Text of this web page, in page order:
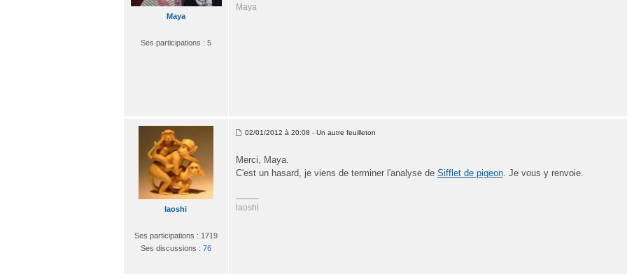
Maya
Ses participations : 5
Maya
laoshi
Ses participations : 1719
Ses discussions : 76
02/01/2012 à 20:08 - Un autre feuilleton
Merci, Maya.
C'est un hasard, je viens de terminer l'analyse de Sifflet de pigeon. Je vous y renvoie.
laoshi